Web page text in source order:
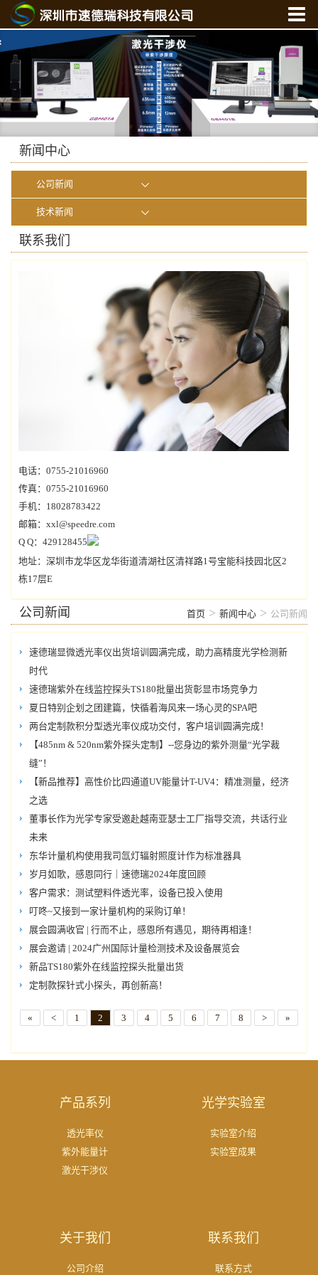
产品中心
新闻中心
新闻中心
公司新闻
技术新闻
联系我们
电话：0755-21016960
传真：0755-21016960
手机：18028783422
邮箱：xxl@speedre.com
Q Q：429128455
地址：深圳市龙华区龙华街道清湖社区清祥路1号宝能科技园北区2
栋17层E
公司新闻 首页 > 新闻中心 > 公司新闻
速德瑞显微透光率仪出货培训圆满完成，助力高精度光学检测新
时代
速德瑞紫外在线监控探头TS180批量出货彰显市场竞争力
夏日特别企划之团建篇，快循着海风来一场心灵的SPA吧
两台定制款积分型透光率仪成功交付，客户培训圆满完成！
【485nm & 520nm紫外探头定制】--您身边的紫外测量“光学裁
缝”！
【新品推荐】高性价比四通道UV能量计T-UV4：精准测量，经济
之选
董事长作为光学专家受邀赴越南亚瑟士工厂指导交流，共话行业
未来
东华计量机构使用我司氙灯辐射照度计作为标准器具
岁月如歌，感恩同行｜速德瑞2024年度回顾
客户需求：测试塑料件透光率，设备已投入使用
叮咚~又接到一家计量机构的采购订单！
展会圆满收官 | 行而不止，感恩所有遇见，期待再相逢！
展会邀请 | 2024广州国际计量检测技术及设备展览会
新品TS180紫外在线监控探头批量出货
定制款探针式小探头，再创新高！
« < 1 2 3 4 5 6 7 8 > »
产品系列
透光率仪
紫外能量计
激光干涉仪
光学实验室
实验室介绍
实验室成果
关于我们
公司介绍
联系我们
联系方式